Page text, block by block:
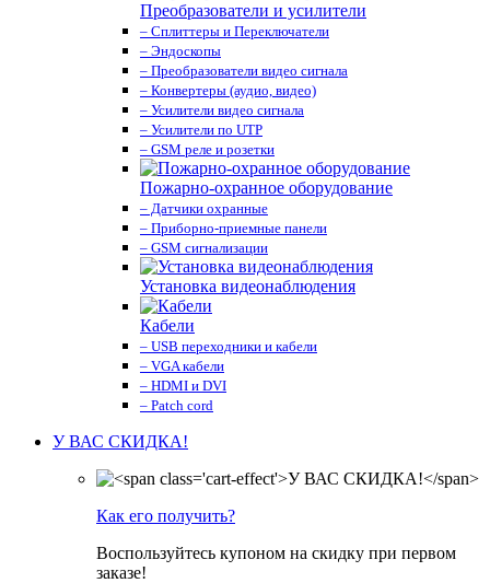
Преобразователи и усилители
– Сплиттеры и Переключатели
– Эндоскопы
– Преобразователи видео сигнала
– Конвертеры (аудио, видео)
– Усилители видео сигнала
– Усилители по UTP
– GSM реле и розетки
Пожарно-охранное оборудование
– Датчики охранные
– Приборно-приемные панели
– GSM сигнализации
Установка видеонаблюдения
Кабели
– USB переходники и кабели
– VGA кабели
– HDMI и DVI
– Patch cord
У ВАС СКИДКА!
Как его получить?
Воспользуйтесь купоном на скидку при первом
заказе!